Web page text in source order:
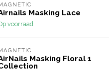
Masking Lace
voorraad
Masking Floral 1